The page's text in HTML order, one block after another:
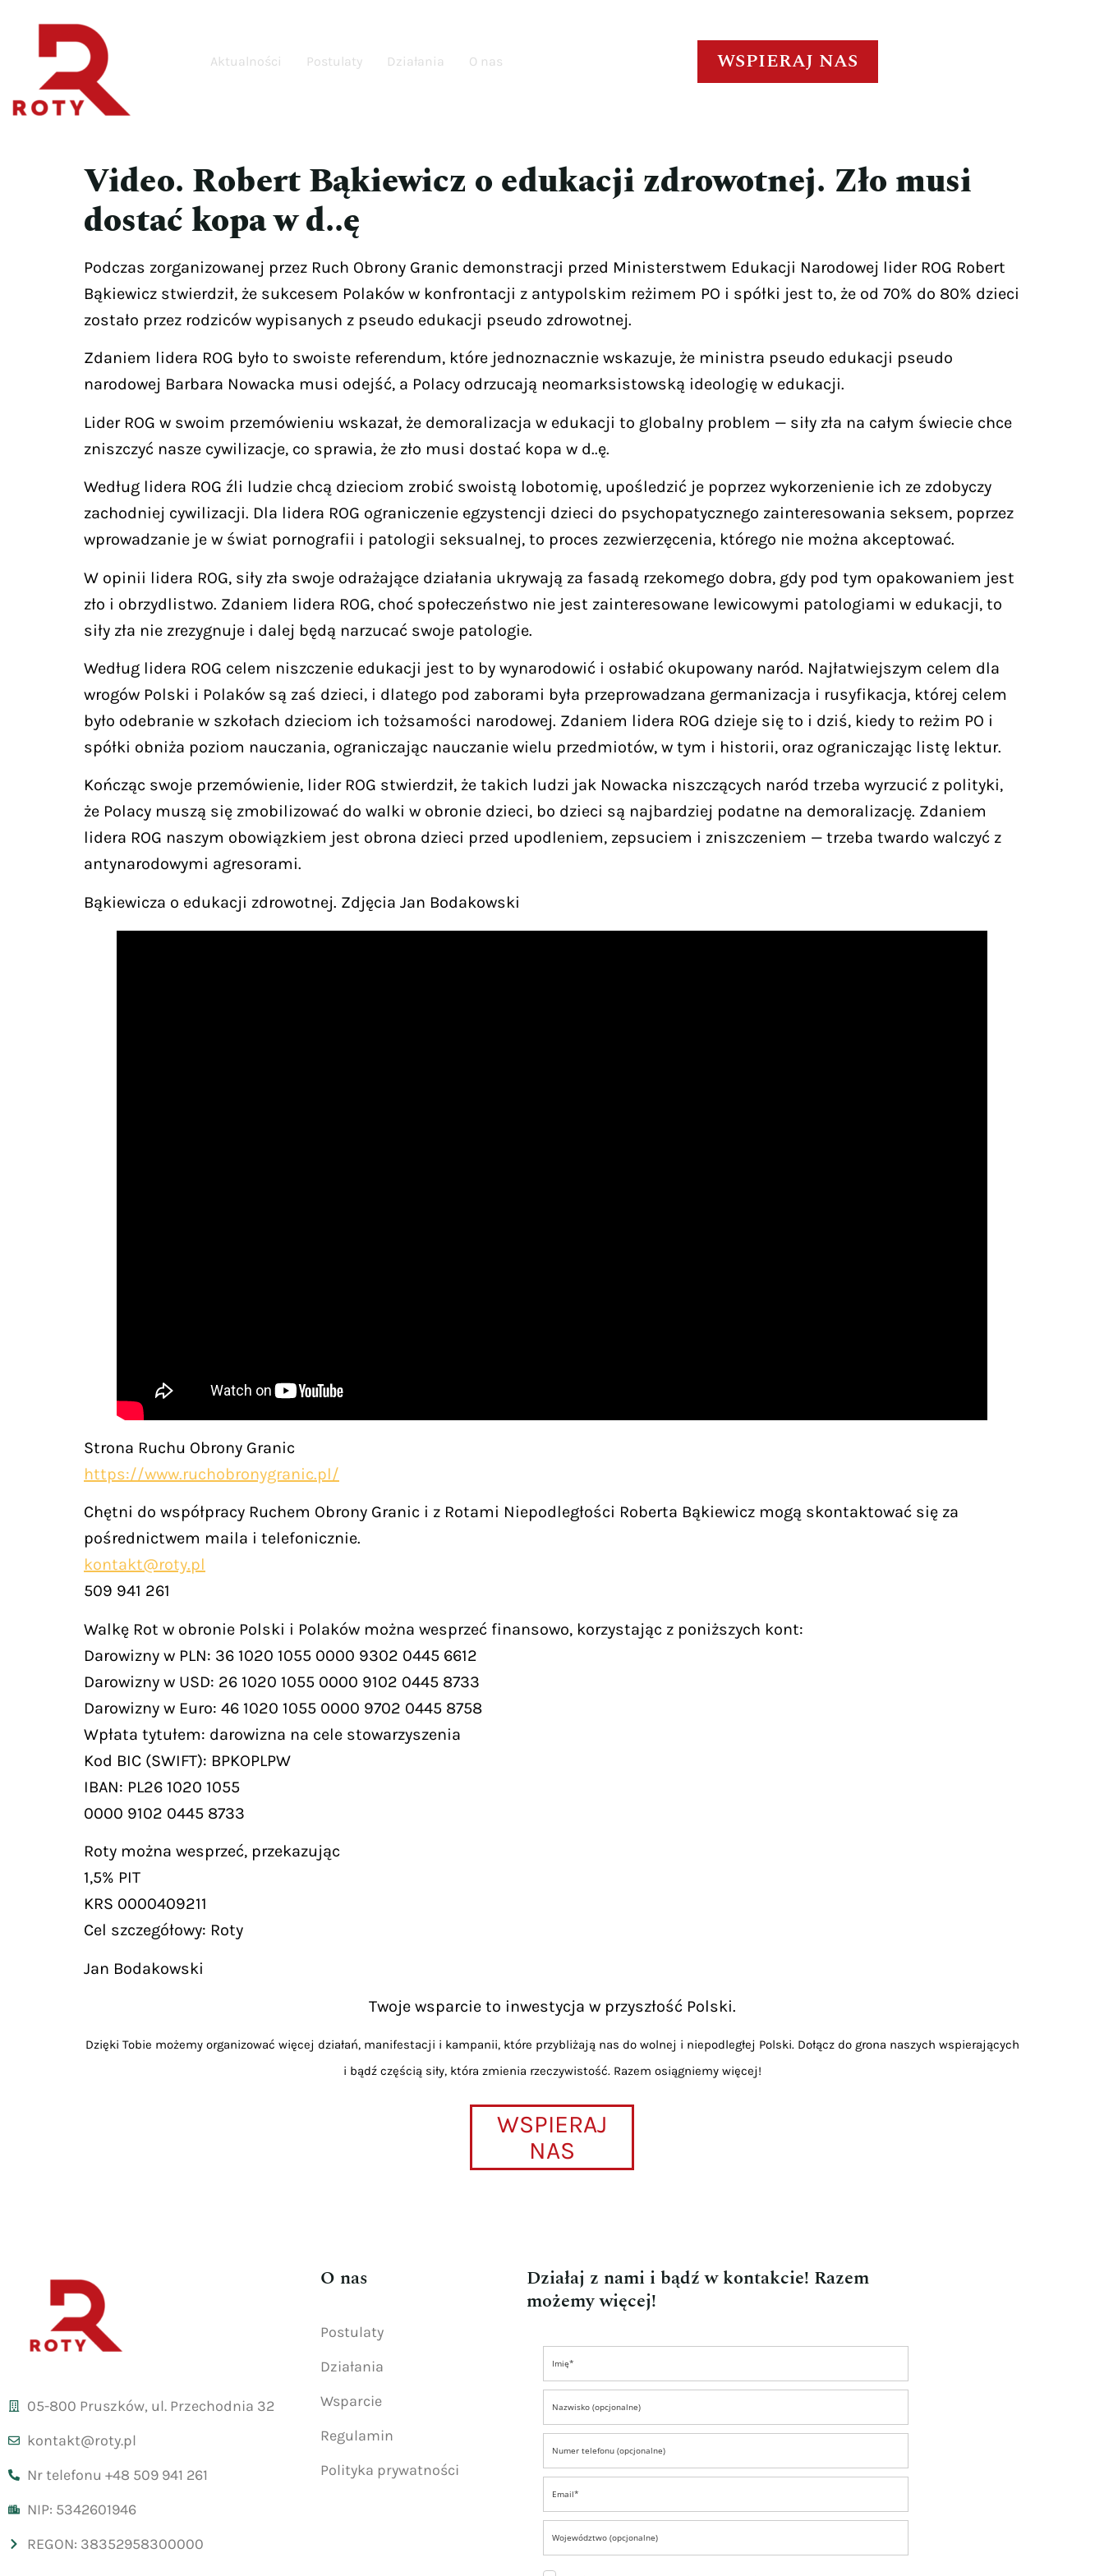
Aktualności Postulaty Działania O nas WSPIERAJ NAS
Video. Robert Bąkiewicz o edukacji zdrowotnej. Zło musi
dostać kopa w d..ę
Podczas zorganizowanej przez Ruch Obrony Granic demonstracji przed Ministerstwem Edukacji Narodowej lider ROG Robert
Bąkiewicz stwierdził, że sukcesem Polaków w konfrontacji z antypolskim reżimem PO i spółki jest to, że od 70% do 80% dzieci
zostało przez rodziców wypisanych z pseudo edukacji pseudo zdrowotnej.
Zdaniem lidera ROG było to swoiste referendum, które jednoznacznie wskazuje, że ministra pseudo edukacji pseudo
narodowej Barbara Nowacka musi odejść, a Polacy odrzucają neomarksistowską ideologię w edukacji.
Lider ROG w swoim przemówieniu wskazał, że demoralizacja w edukacji to globalny problem — siły zła na całym świecie chce
zniszczyć nasze cywilizacje, co sprawia, że zło musi dostać kopa w d..ę.
Według lidera ROG źli ludzie chcą dzieciom zrobić swoistą lobotomię, upośledzić je poprzez wykorzenienie ich ze zdobyczy
zachodniej cywilizacji. Dla lidera ROG ograniczenie egzystencji dzieci do psychopatycznego zainteresowania seksem, poprzez
wprowadzanie je w świat pornografii i patologii seksualnej, to proces zezwierzęcenia, którego nie można akceptować.
W opinii lidera ROG, siły zła swoje odrażające działania ukrywają za fasadą rzekomego dobra, gdy pod tym opakowaniem jest
zło i obrzydlistwo. Zdaniem lidera ROG, choć społeczeństwo nie jest zainteresowane lewicowymi patologiami w edukacji, to
siły zła nie zrezygnuje i dalej będą narzucać swoje patologie.
Według lidera ROG celem niszczenie edukacji jest to by wynarodowić i osłabić okupowany naród. Najłatwiejszym celem dla
wrogów Polski i Polaków są zaś dzieci, i dlatego pod zaborami była przeprowadzana germanizacja i rusyfikacja, której celem
było odebranie w szkołach dzieciom ich tożsamości narodowej. Zdaniem lidera ROG dzieje się to i dziś, kiedy to reżim PO i
spółki obniża poziom nauczania, ograniczając nauczanie wielu przedmiotów, w tym i historii, oraz ograniczając listę lektur.
Kończąc swoje przemówienie, lider ROG stwierdził, że takich ludzi jak Nowacka niszczących naród trzeba wyrzucić z polityki,
że Polacy muszą się zmobilizować do walki w obronie dzieci, bo dzieci są najbardziej podatne na demoralizację. Zdaniem
lidera ROG naszym obowiązkiem jest obrona dzieci przed upodleniem, zepsuciem i zniszczeniem — trzeba twardo walczyć z
antynarodowymi agresorami.
Bąkiewicza o edukacji zdrowotnej. Zdjęcia Jan Bodakowski
Strona Ruchu Obrony Granic
https://www.ruchobronygranic.pl/
Chętni do współpracy Ruchem Obrony Granic i z Rotami Niepodległości Roberta Bąkiewicz mogą skontaktować się za
pośrednictwem maila i telefonicznie.
kontakt@roty.pl
509 941 261
Walkę Rot w obronie Polski i Polaków można wesprzeć finansowo, korzystając z poniższych kont:
Darowizny w PLN: 36 1020 1055 0000 9302 0445 6612
Darowizny w USD: 26 1020 1055 0000 9102 0445 8733
Darowizny w Euro: 46 1020 1055 0000 9702 0445 8758
Wpłata tytułem: darowizna na cele stowarzyszenia
Kod BIC (SWIFT): BPKOPLPW
IBAN: PL26 1020 1055
0000 9102 0445 8733
Roty można wesprzeć, przekazując
1,5% PIT
KRS 0000409211
Cel szczegółowy: Roty
Jan Bodakowski
Twoje wsparcie to inwestycja w przyszłość Polski.
Dzięki Tobie możemy organizować więcej działań, manifestacji i kampanii, które przybliżają nas do wolnej i niepodległej Polski. Dołącz do grona naszych wspierających
i bądź częścią siły, która zmienia rzeczywistość. Razem osiągniemy więcej!
WSPIERAJ
NAS
05-800 Pruszków, ul. Przechodnia 32
kontakt@roty.pl
Nr telefonu +48 509 941 261
NIP: 5342601946
REGON: 38352958300000
O nas
Postulaty
Działania
Wsparcie
Regulamin
Polityka prywatności
Działaj z nami i bądź w kontakcie! Razem
możemy więcej!